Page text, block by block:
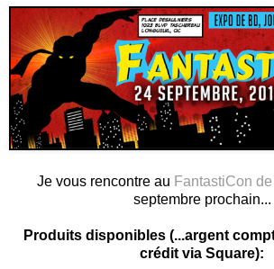
Je vous rencontre au FantastiCon de
septembre prochain...
Produits disponibles (...argent
crédit via Square):